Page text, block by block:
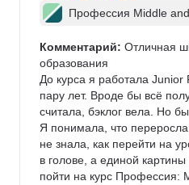
Профессия Middle
Комментарий: Отличная
образования
До курса я работала
пару лет. Вроде бы всё
считала, бэклог вела. Но
Я понимала, что переросла
не знала, как перейти на
в голове, а единой
пойти на курс Профессия: